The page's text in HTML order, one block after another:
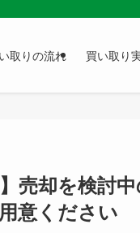
取りの流れ 買い取り
売却を検討
意ください